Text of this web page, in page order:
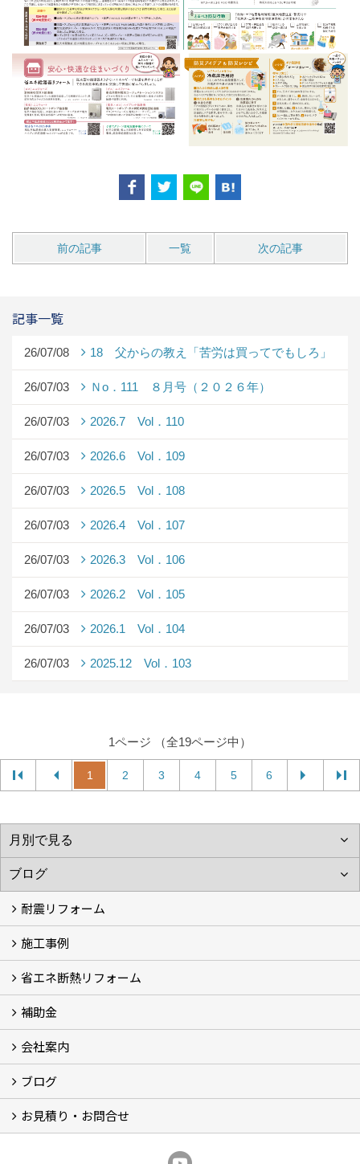
前の記事 一覧 次の記事
記事一覧
26/07/08 18 父からの教え「苦労は買ってでもしろ」
26/07/03 Ｎo．111 ８月号（２０２６年）
26/07/03 2026.7 Vol．110
26/07/03 2026.6 Vol．109
26/07/03 2026.5 Vol．108
26/07/03 2026.4 Vol．107
26/07/03 2026.3 Vol．106
26/07/03 2026.2 Vol．105
26/07/03 2026.1 Vol．104
26/07/03 2025.12 Vol．103
1ページ （全19ページ中）
1 2 3 4 5 6
耐震リフォーム
空設計の耐震診断
耐震診断と耐震補強 動画
耐震診断レポート
減災セミナー・耐震基準と熊本地震 動画
耐震診断と耐震補強 解説
耐震診断Q&A
施工事例
施工事例
浴室の劣化改修と耐震補強 動画
浴室の劣化改修と耐震補強①
浴室の劣化改修と耐震補強②
省エネ断熱リフォーム
省エネ診断
省エネリフォーム
補助金
住宅性能表示制度
住宅断熱改修促進事業補助金2026
給湯省エネ2026
先進的窓リノベ2026
長期優良住宅化リフォーム推進事業
市川市耐震補助金
船橋市耐震補助金
浦安市耐震補助金
松戸市耐震補助金
四街道市耐震補助金
佐倉市耐震補助金
成田市耐震補助金
会社案内
経営理念／ご挨拶
会社概要
メディア掲載
リフォーム産業新聞掲載
表彰
スタッフ紹介
アクセス
不動産探し
プライバシーポリシー
ブログ
いちかわ新聞連載コラム
人生の歩き方
空設計通信
まもりとそなえ
豆知識
お見積り・お問合せ
耐震省エネ補助金無料相談会